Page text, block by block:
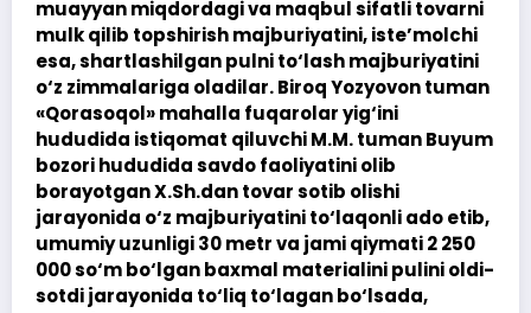
muayyan miqdordagi va maqbul sifatli tovarni
mulk qilib topshirish majburiyatini, iste’molchi
esa, shartlashilgan pulni to‘lash majburiyatini
o‘z zimmalariga oladilar. Biroq Yozyovon tuman
«Qorasoqol» mahalla fuqarolar yig‘ini
hududida istiqomat qiluvchi M.M. tuman Buyum
bozori hududida savdo faoliyatini olib
borayotgan X.Sh.dan tovar sotib olishi
jarayonida o‘z majburiyatini to‘laqonli ado etib,
umumiy uzunligi 30 metr va jami qiymati 2 250
000 so‘m bo‘lgan baxmal materialini pulini oldi-
sotdi jarayonida to‘liq to‘lagan bo‘lsada,